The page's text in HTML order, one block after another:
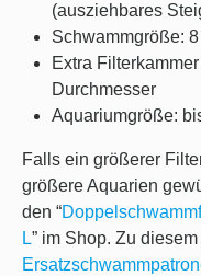
(ausziehbares
Schwammgröße:
Extra
Durchmesser
Aquariumgröße:
Falls ein größerer
größere Aquarien
den “
L” im Shop. Zu